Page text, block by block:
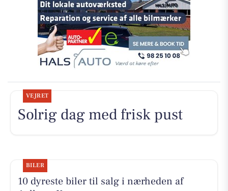
VEJRET
Solrig dag med frisk pust
BILER
10 dyreste biler til salg i nærheden af